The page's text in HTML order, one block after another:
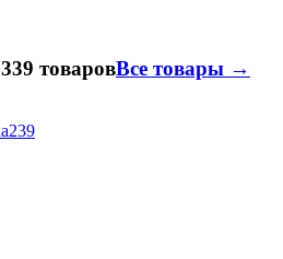
товаровВсе товары →
239